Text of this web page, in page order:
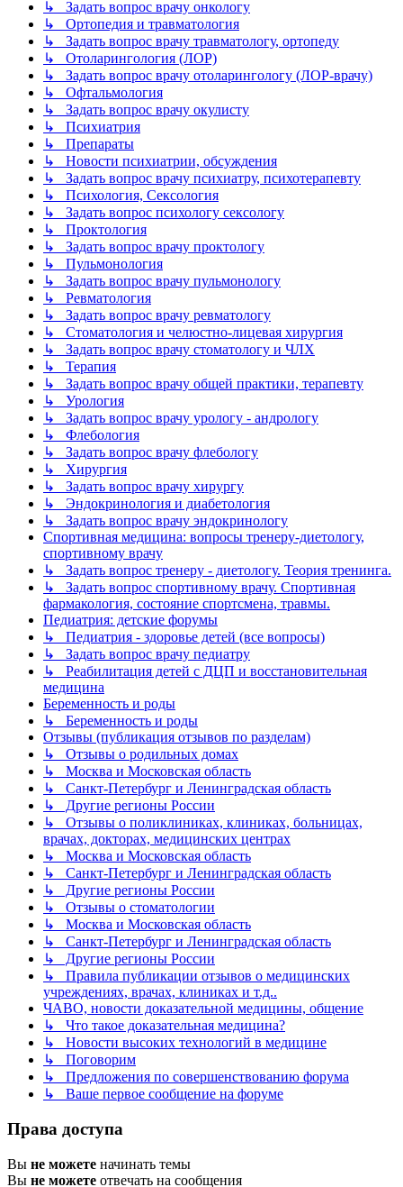
↳ Задать вопрос врачу онкологу
↳ Ортопедия и травматология
↳ Задать вопрос врачу травматологу, ортопеду
↳ Отоларингология (ЛОР)
↳ Задать вопрос врачу отоларингологу (ЛОР-врачу)
↳ Офтальмология
↳ Задать вопрос врачу окулисту
↳ Психиатрия
↳ Препараты
↳ Новости психиатрии, обсуждения
↳ Задать вопрос врачу психиатру, психотерапевту
↳ Психология, Сексология
↳ Задать вопрос психологу сексологу
↳ Проктология
↳ Задать вопрос врачу проктологу
↳ Пульмонология
↳ Задать вопрос врачу пульмонологу
↳ Ревматология
↳ Задать вопрос врачу ревматологу
↳ Стоматология и челюстно-лицевая хирургия
↳ Задать вопрос врачу стоматологу и ЧЛХ
↳ Терапия
↳ Задать вопрос врачу общей практики, терапевту
↳ Урология
↳ Задать вопрос врачу урологу - андрологу
↳ Флебология
↳ Задать вопрос врачу флебологу
↳ Хирургия
↳ Задать вопрос врачу хирургу
↳ Эндокринология и диабетология
↳ Задать вопрос врачу эндокринологу
Спортивная медицина: вопросы тренеру-диетологу,
спортивному врачу
↳ Задать вопрос тренеру - диетологу. Теория тренинга.
↳ Задать вопрос спортивному врачу. Спортивная
фармакология, состояние спортсмена, травмы.
Педиатрия: детские форумы
↳ Педиатрия - здоровье детей (все вопросы)
↳ Задать вопрос врачу педиатру
↳ Реабилитация детей с ДЦП и восстановительная
медицина
Беременность и роды
↳ Беременность и роды
Отзывы (публикация отзывов по разделам)
↳ Отзывы о родильных домах
↳ Москва и Московская область
↳ Санкт-Петербург и Ленинградская область
↳ Другие регионы России
↳ Отзывы о поликлиниках, клиниках, больницах,
врачах, докторах, медицинских центрах
↳ Москва и Московская область
↳ Санкт-Петербург и Ленинградская область
↳ Другие регионы России
↳ Отзывы о стоматологии
↳ Москва и Московская область
↳ Санкт-Петербург и Ленинградская область
↳ Другие регионы России
↳ Правила публикации отзывов о медицинских
учреждениях, врачах, клиниках и т.д..
ЧАВО, новости доказательной медицины, общение
↳ Что такое доказательная медицина?
↳ Новости высоких технологий в медицине
↳ Поговорим
↳ Предложения по совершенствованию форума
↳ Ваше первое сообщение на форуме
Права доступа
Вы не можете начинать темы
Вы не можете отвечать на сообщения